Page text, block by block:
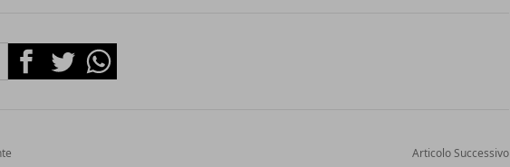
FacebookTwitterWhatsapp
Articolo Successivo